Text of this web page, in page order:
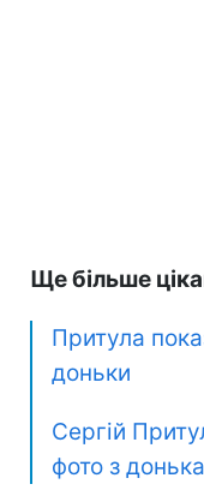
Ще більше
Притула
доньки
Сергій
фото з